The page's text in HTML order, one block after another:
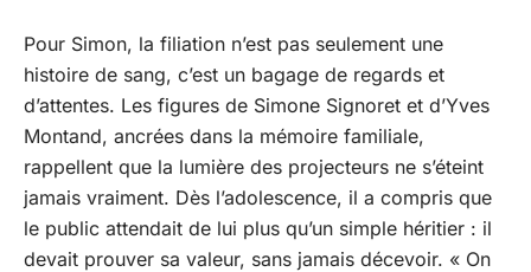
Pour Simon, la filiation n’est pas seulement une
histoire de sang, c’est un bagage de regards et
d’attentes. Les figures de Simone Signoret et d’Yves
Montand, ancrées dans la mémoire familiale,
rappellent que la lumière des projecteurs ne s’éteint
jamais vraiment. Dès l’adolescence, il a compris que
le public attendait de lui plus qu’un simple héritier : il
devait prouver sa valeur, sans jamais décevoir. « On